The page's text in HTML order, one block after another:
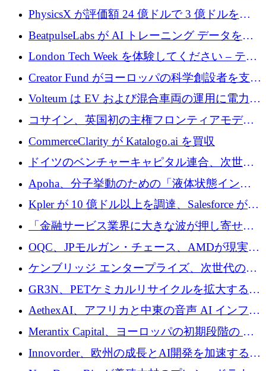
PhysicsX が評価額 24 億ドルで 3 億ドルを調
達
BeatpulseLabs が AI トレーニング データを拡
張するために 180 万ドルのプレシードを調達
London Tech Week を体験してください – テク
ノロジーがヨーロッパのイノベーションの未
来を形作る場所
Creator Fund がヨーロッパの科学創設者を支援
するために 5,600 万ドルを調達
Volteum は EV および混合車両の運用に電力を
供給するために 250 万ユーロを寄付
コサイン、英国初の主権フロンティアモデル
で業界の支援を確保
CommerceClarity が Katalogo.ai を買収
ドイツのベンチャーキャピタル連合、次世代
スタートアップの成長に向けて機関投資家へ
の資本シフトを呼びかけ
Apoha、分子挙動のための「液体状態インテ
リジェンス」を構築するために3,600万ドルを
かけてステルス状態から出現
Kpler が 10 億ドル以上を調達、Salesforce が
Contentful を買収、Built in Europe キャンペー
ンを開始
「金融サービス業界に大きな波が押し寄せて
いる」と「欧州初のAIネイティブ銀行」のボ
スが語る
OQC、JPモルガン・チェース、AMDが現実世
界のフィンテック・アプリケーションを探索
するためにQuantum-AIデータセンターを立ち
上げ
ケンブリッジ エンタープライズ、次世代のデ
ィープテック創設者向けにロンドンの出発点
を構築
GR3N、PETケミカルリサイクルを拡大するた
めにシリーズBで1,550万ユーロを調達
AethexAI、アフリカと中東の音声 AI インフラ
ストラクチャを構築するために 300 万ドルを
Merantix Capital、ヨーロッパの初期段階の AI
スタートアップ向けに 1 億 300 万ユーロのフ
ァンドを立ち上げる
Innovorder、欧州の成長とAI開発を加速するた
めに2,000万ユーロを確保